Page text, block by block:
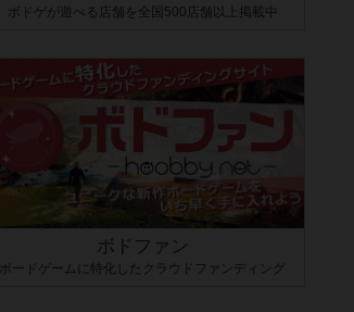
ボドゲが遊べる店舗を全国500店舗以上掲載中
ボドファン
ボードゲームに特化したクラウドファンディング